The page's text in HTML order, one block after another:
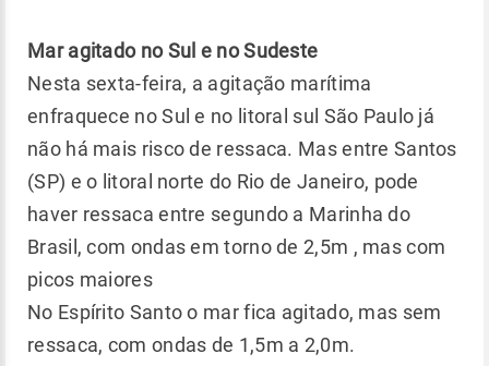
Mar agitado no Sul e no Sudeste
Nesta sexta-feira, a agitação marítima
enfraquece no Sul e no litoral sul São Paulo já
não há mais risco de ressaca. Mas entre Santos
(SP) e o litoral norte do Rio de Janeiro, pode
haver ressaca entre segundo a Marinha do
Brasil, com ondas em torno de 2,5m , mas com
picos maiores
No Espírito Santo o mar fica agitado, mas sem
ressaca, com ondas de 1,5m a 2,0m.